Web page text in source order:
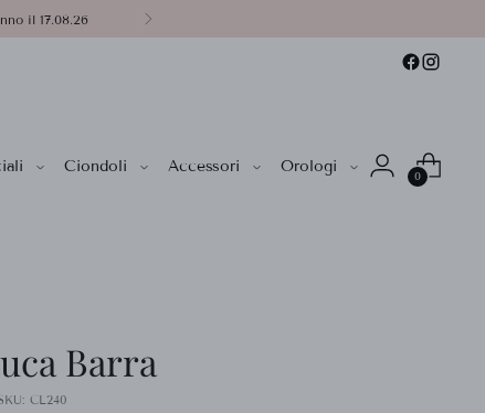
il 17.08.26
Ciondoli Accessori Orologi
0
Barra
CL240